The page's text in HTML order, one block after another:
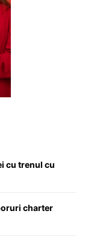
cu trenul cu
charter